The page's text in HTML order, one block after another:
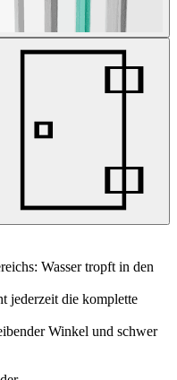
Wasser tropft in den
jederzeit die komplette
Winkel und schwer